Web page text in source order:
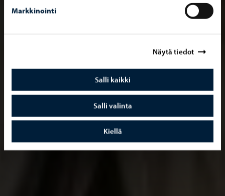
Markkinointi
Näytä tiedot
Salli kaikki
Salli valinta
Kiellä